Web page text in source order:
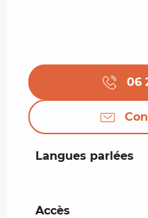
06
Langues parlées
Langues parlées
Accès
Accès